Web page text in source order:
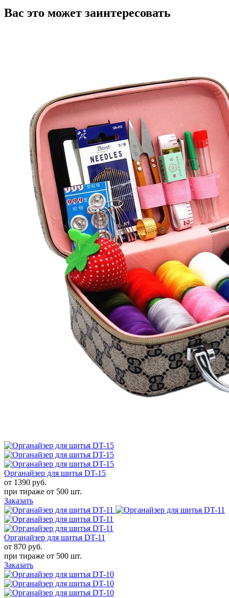
Вас это может заинтересовать
Органайзер для шитья DT-15
от 1390 руб.
при тираже от 500 шт.
Заказать
Органайзер для шитья DT-11
от 870 руб.
при тираже от 500 шт.
Заказать